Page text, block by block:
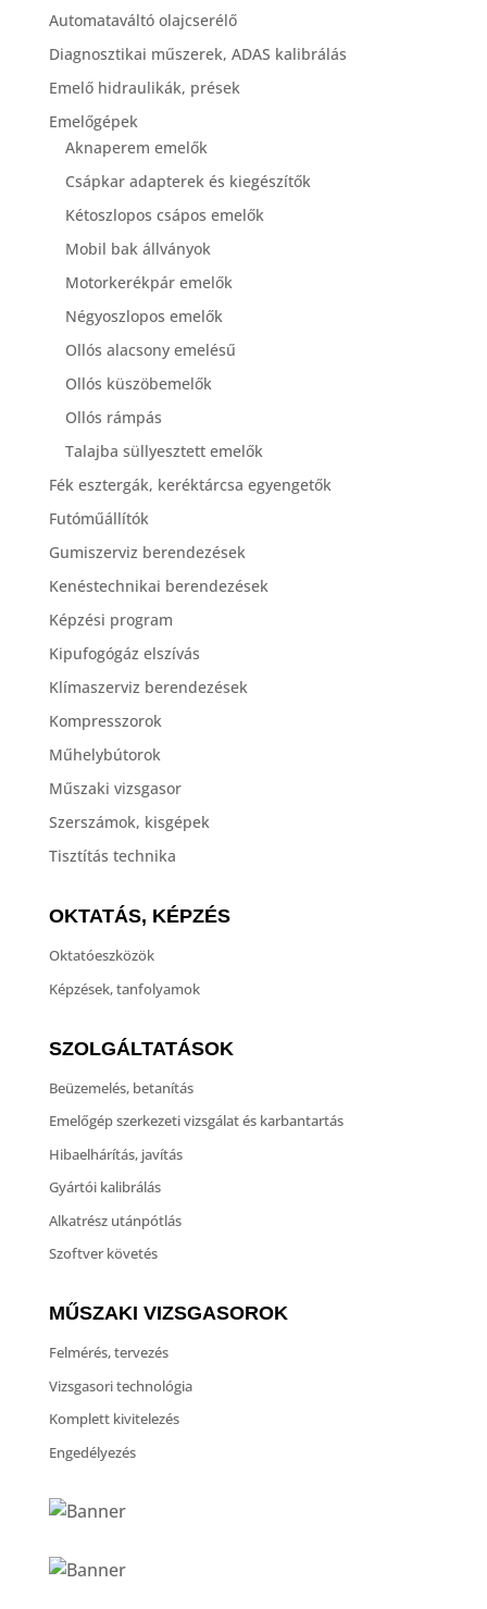
Automataváltó olajcserélő
Diagnosztikai műszerek, ADAS kalibrálás
Emelő hidraulikák, prések
Emelőgépek
Aknaperem emelők
Csápkar adapterek és kiegészítők
Kétoszlopos csápos emelők
Mobil bak állványok
Motorkerékpár emelők
Négyoszlopos emelők
Ollós alacsony emelésű
Ollós küszöbemelők
Ollós rámpás
Talajba süllyesztett emelők
Fék esztergák, keréktárcsa egyengetők
Futóműállítók
Gumiszerviz berendezések
Kenéstechnikai berendezések
Képzési program
Kipufogógáz elszívás
Klímaszerviz berendezések
Kompresszorok
Műhelybútorok
Műszaki vizsgasor
Szerszámok, kisgépek
Tisztítás technika
OKTATÁS, KÉPZÉS
Oktatóeszközök
Képzések, tanfolyamok
SZOLGÁLTATÁSOK
Beüzemelés, betanítás
Emelőgép szerkezeti vizsgálat és karbantartás
Hibaelhárítás, javítás
Gyártói kalibrálás
Alkatrész utánpótlás
Szoftver követés
MŰSZAKI VIZSGASOROK
Felmérés, tervezés
Vizsgasori technológia
Komplett kivitelezés
Engedélyezés